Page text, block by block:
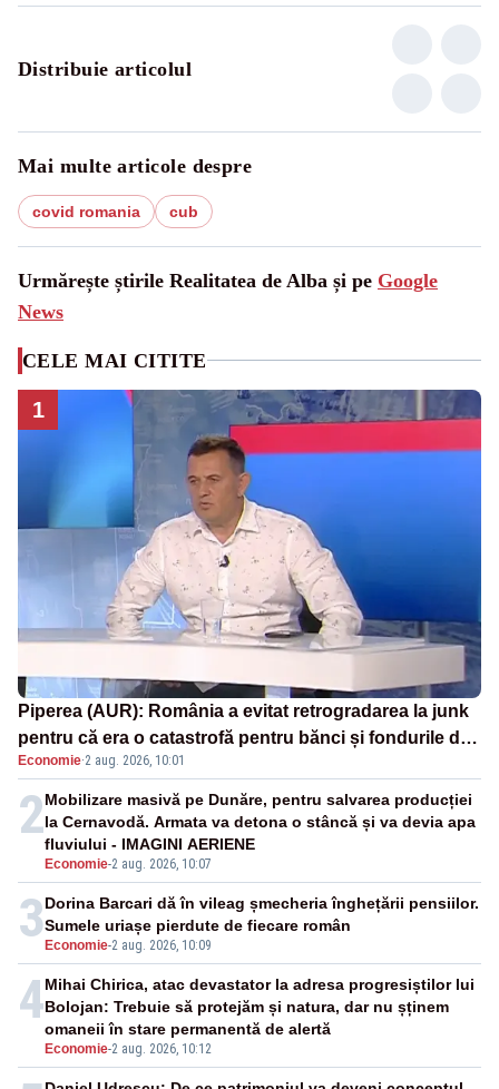
Distribuie articolul
Mai multe articole despre
covid romania cub
Urmărește știrile Realitatea de Alba și pe Google
News
CELE MAI CITITE
1
Piperea (AUR): România a evitat retrogradarea la junk
pentru că era o catastrofă pentru bănci și fondurile de
pensii
Economie·2 aug. 2026, 10:01
2
Economie-2 aug. 2026, 10:07
Mobilizare masivă pe Dunăre, pentru salvarea producției
la Cernavodă. Armata va detona o stâncă și va devia apa
fluviului - IMAGINI AERIENE
3 Economie-2 aug. 2026, 10:09
Dorina Barcari dă în vileag șmecheria înghețării pensiilor.
Sumele uriașe pierdute de fiecare român
4
Economie-2 aug. 2026, 10:12
Mihai Chirica, atac devastator la adresa progresiștilor lui
Bolojan: Trebuie să protejăm și natura, dar nu șținem
omaneii în stare permanentă de alertă